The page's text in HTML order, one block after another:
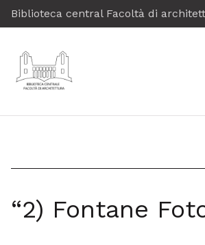
Biblioteca central Facoltà di
“2) Fontane